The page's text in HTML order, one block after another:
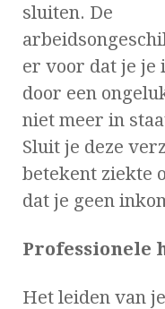
sluiten. De
er voor dat je je
door een
niet meer in
Sluit je deze
betekent ziekte
dat je geen
Professionele
Het leiden van